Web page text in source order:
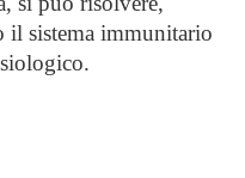
il sistema immunitario